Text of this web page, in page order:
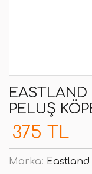
EASTLAND
PELUŞ
375 TL
Marka: Eastland